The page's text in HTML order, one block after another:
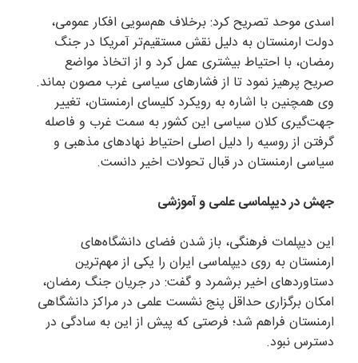
اسدی موحد تصریح کرد: برخلاف هم‌سویی افکار عمومی،
دولت ارمنستان به دلیل نقش مستقیم‌تر آمریکا در جنگ
رمضان، با احتیاط بیشتری عمل کرد و از اتخاذ مواضع
صریح پرهیز نمود تا از فشارهای سیاسی غرب مصون بماند.
وی همچنین با اشاره به رویکرد کلیسای ارمنستان، تغییر
جهت‌گیری کلان سیاسی این کشور به سمت غرب و فاصله
گرفتن از روسیه را دلیل اصلی احتیاط نهادهای مذهبی و
سیاسی ارمنستان در قبال تحولات اخیر دانست.
جهش در دیپلماسی علمی و آموزشی
این دیپلمات فرهنگی، باز شدن فضای دانشگاه‌های
ارمنستان به روی دیپلماسی ایران را یکی از مهم‌ترین
دستاوردهای اخیر برشمرد و گفت: در جریان جنگ رمضان،
امکان برگزاری حداقل پنج نشست علمی در مراکز دانشگاهی
ارمنستان فراهم شد؛ فرصتی که پیش از این به سادگی در
دسترس نبود.